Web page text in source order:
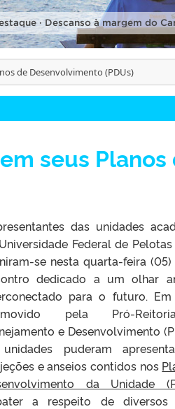
· Descanso à margem do
de Desenvolvimento (PDUs)
seus Planos
das unidades
Federal de Pelotas
se nesta quarta-feira
dedicado a um olhar
para o futuro. Em
pela Pró-
e Desenvolvimento
puderam
e anseios contidos nos
da Unidade
a respeito de diversos